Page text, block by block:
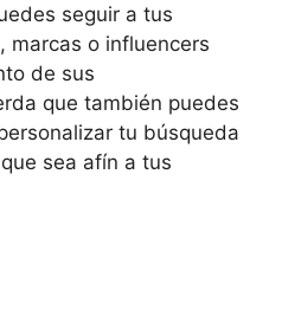
⁤seguir a tus
marcas⁣ o influencers
de sus
que‌ también ⁣puedes
⁣tu ⁢búsqueda
sea afín​ a ⁣tus‍